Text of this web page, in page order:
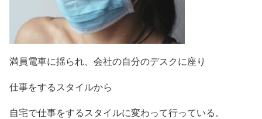
満員電車に揺られ、会社の自分のデスクに座り
仕事をするスタイルから
自宅で仕事をするスタイルに変わって行っている。